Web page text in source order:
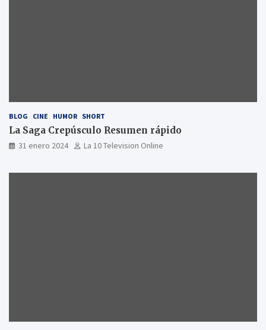
BLOG CINE HUMOR SHORT
La Saga Crepúsculo Resumen rápido
31 enero 2024 La 10 Television Online